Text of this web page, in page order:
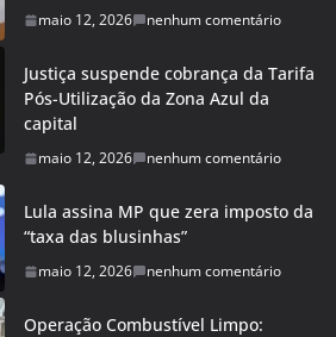
maio 12, 2026 nenhum comentário
Justiça suspende cobrança da Tarifa
Pós-Utilização da Zona Azul da
capital
maio 12, 2026 nenhum comentário
Lula assina MP que zera imposto da
“taxa das blusinhas”
maio 12, 2026 nenhum comentário
Operação Combustível Limpo: